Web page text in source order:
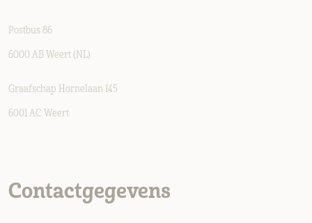
Postbus 86
6000 AB Weert (NL)
Graafschap Hornelaan 145
6001 AC Weert
Contactgegevens